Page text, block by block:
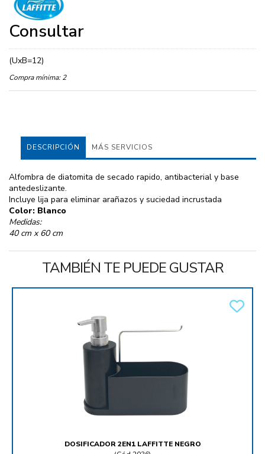
Consultar
(UxB=12)
Compra mínima: 2
DESCRIPCIÓN MÁS SERVICIOS
Alfombra de diatomita de secado rapido, antibacterial y base
antedeslizante.
Incluye lija para eliminar arañazos y suciedad incrustada
Color: Blanco
Medidas:
40 cm x 60 cm
TAMBIÉN TE PUEDE GUSTAR
DOSIFICADOR 2EN1 LAFFITTE NEGRO